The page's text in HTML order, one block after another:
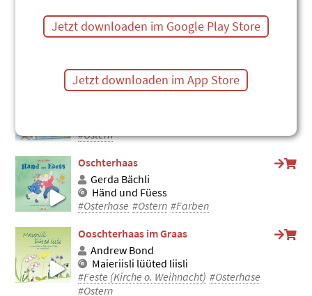
Ooschterhase-Boogie
Andrew Bond
Ostereier verziere
#Ostern
Oschterhaas
Gerda Bächli
Händ und Füess
#Osterhase #Ostern #Farben
Ooschterhaas im Graas
Andrew Bond
Maieriisli lüüted liisli
#Feste (Kirche o. Weihnacht) #Osterhase
#Ostern
Jetzt downloaden im Google Play Store
Jetzt downloaden im App Store